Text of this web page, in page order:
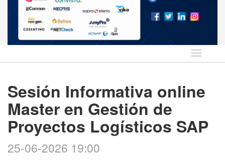
Idioma
Sesión Informativa online
Master en Gestión de
Proyectos Logísticos SAP
25-06-2026 19:00